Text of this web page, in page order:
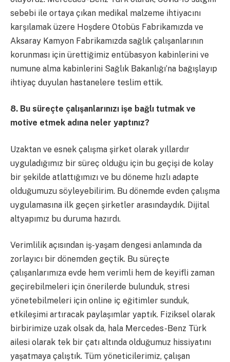
sebebi ile ortaya çıkan medikal malzeme ihtiyacını
karşılamak üzere Hoşdere Otobüs Fabrikamızda ve
Aksaray Kamyon Fabrikamızda sağlık çalışanlarının
korunması için ürettiğimiz entübasyon kabinlerini ve
numune alma kabinlerini Sağlık Bakanlığı’na bağışlayıp
ihtiyaç duyulan hastanelere teslim ettik.
8. Bu süreçte çalışanlarınızı işe bağlı tutmak ve
motive etmek adına neler yaptınız?
Uzaktan ve esnek çalışma şirket olarak yıllardır
uyguladığımız bir süreç olduğu için bu geçişi de kolay
bir şekilde atlattığımızı ve bu döneme hızlı adapte
olduğumuzu söyleyebilirim. Bu dönemde evden çalışma
uygulamasına ilk geçen şirketler arasındaydık. Dijital
altyapımız bu duruma hazırdı.
Verimlilik açısından iş-yaşam dengesi anlamında da
zorlayıcı bir dönemden geçtik. Bu süreçte
çalışanlarımıza evde hem verimli hem de keyifli zaman
geçirebilmeleri için önerilerde bulunduk, stresi
yönetebilmeleri için online iç eğitimler sunduk,
etkileşimi artıracak paylaşımlar yaptık. Fiziksel olarak
birbirimize uzak olsak da, hala Mercedes-Benz Türk
ailesi olarak tek bir çatı altında olduğumuz hissiyatını
yaşatmaya çalıştık. Tüm yöneticilerimiz, çalışan